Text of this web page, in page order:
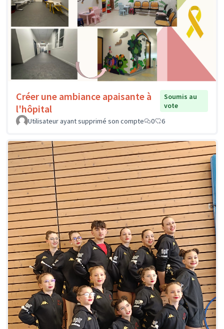
Créer une ambiance apaisante à
l'hôpital
Soumis au
vote
Utilisateur ayant supprimé son compte
0 6